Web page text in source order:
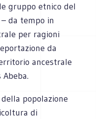
gruppo etnico del
da tempo in
per ragioni
da
ancestrale
popolazione
di